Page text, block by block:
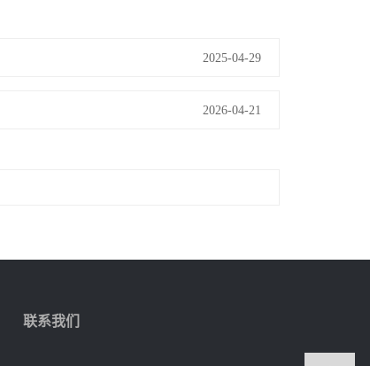
2025-04-29
2026-04-21
联系我们